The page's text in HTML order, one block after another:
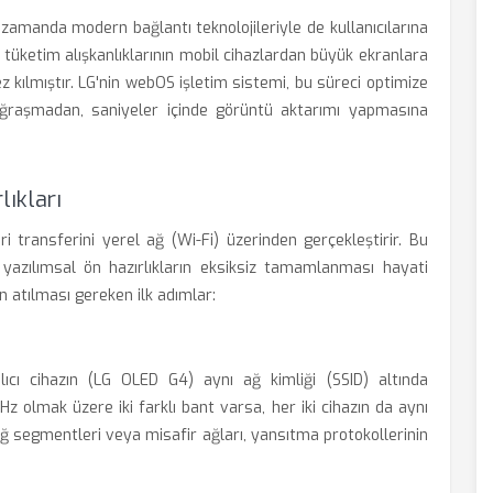
modern bağlantı teknolojileriyle de kullanıcılarına
alışkanlıklarının mobil cihazlardan büyük ekranlara
LG'nin webOS işletim sistemi, bu süreci optimize
saniyeler içinde görüntü aktarımı yapmasına
transferini yerel ağ (Wi-Fi) üzerinden gerçekleştirir. Bu
ön hazırlıkların eksiksiz tamamlanması hayati
gereken ilk adımlar:
cihazın (LG OLED G4) aynı ağ kimliği (SSID) altında
olmak üzere iki farklı bant varsa, her iki cihazın da aynı
segmentleri veya misafir ağları, yansıtma protokollerinin